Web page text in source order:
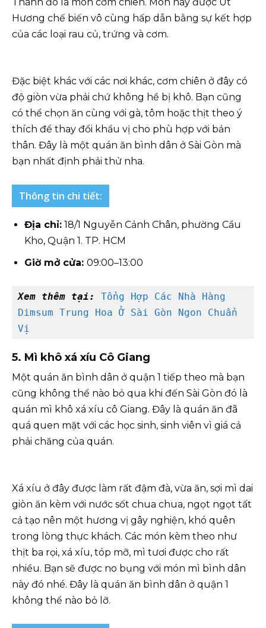
Hương chế biến vô cùng hấp dẫn bằng sự kết hợp
của các loại rau củ, trứng và cơm.
Đặc biệt khác với các nơi khác, cơm chiên ở đây có
độ giòn vừa phải chứ không hề bị khô. Bạn cũng
có thể chọn ăn cùng với gà, tôm hoặc thịt theo ý
thích để thay đổi khẩu vị cho phù hợp với bản
thân. Đây là một quán ăn bình dân ở Sài Gòn mà
bạn nhất định phải thử nha.
Thông tin chi tiết:
Địa chỉ: 18/1 Nguyễn Cảnh Chân, phường Cầu
Kho, Quận 1. TP. HCM
Giờ mở cửa: 09:00–13:00
Xem thêm tại: Tổng Hợp Các Nhà Hàng
Dimsum Trung Hoa Ở Sài Gòn Ngon Chuẩn
Vị
5. Mì khô xá xíu Cô Giang
Một quán ăn bình dân ở quận 1 tiếp theo mà bạn
cũng không thể nào bỏ qua khi đến Sài Gòn đó là
quán mì khô xá xíu cô Giang. Đây là quán ăn đã
quá quen mặt với các học sinh, sinh viên vì giá cả
phải chăng của quán.
Xá xíu ở đây được làm rất đậm đà, vừa ăn, sợi mì dai
giòn ăn kèm với nước sốt chua chua, ngọt ngọt tất
cả tạo nên một hương vị gây nghiện, khó quên
trong lòng thực khách. Các món kèm theo như
thịt ba rọi, xá xíu, tóp mỡ, mì tươi được cho rất
nhiều. Bạn sẽ được no bụng với món mì bình dân
này đó nhé. Đây là quán ăn bình dân ở quận 1
không thể nào bỏ lỡ.